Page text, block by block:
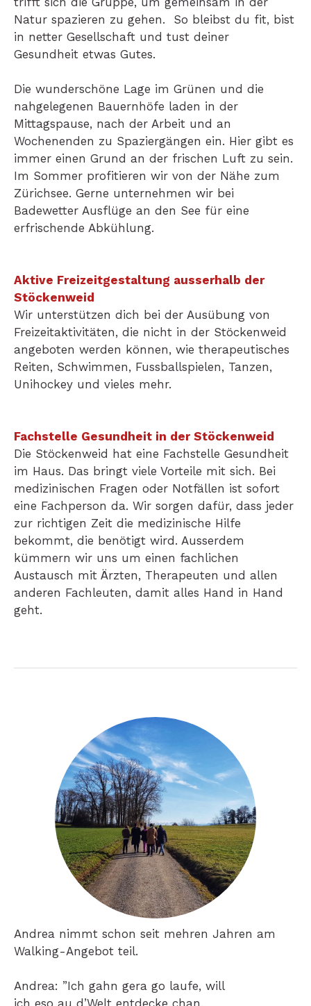
Natur spazieren zu gehen. So bleibst du fit, bist
in netter Gesellschaft und tust deiner
Gesundheit etwas Gutes.
Die wunderschöne Lage im Grünen und die
nahgelegenen Bauernhöfe laden in der
Mittagspause, nach der Arbeit und an
Wochenenden zu Spaziergängen ein. Hier gibt es
immer einen Grund an der frischen Luft zu sein.
Im Sommer profitieren wir von der Nähe zum
Zürichsee. Gerne unternehmen wir bei
Badewetter Ausflüge an den See für eine
erfrischende Abkühlung.
Aktive Freizeitgestaltung ausserhalb der
Stöckenweid
Wir unterstützen dich bei der Ausübung von
Freizeitaktivitäten, die nicht in der Stöckenweid
angeboten werden können, wie therapeutisches
Reiten, Schwimmen, Fussballspielen, Tanzen,
Unihockey und vieles mehr.
Fachstelle Gesundheit in der Stöckenweid
Die Stöckenweid hat eine Fachstelle Gesundheit
im Haus. Das bringt viele Vorteile mit sich. Bei
medizinischen Fragen oder Notfällen ist sofort
eine Fachperson da. Wir sorgen dafür, dass jeder
zur richtigen Zeit die medizinische Hilfe
bekommt, die benötigt wird. Ausserdem
kümmern wir uns um einen fachlichen
Austausch mit Ärzten, Therapeuten und allen
anderen Fachleuten, damit alles Hand in Hand
geht.
Andrea nimmt schon seit mehren Jahren am
Walking-Angebot teil.
Andrea: ”Ich gahn gera go laufe, will
ich eso au d’Welt entdecke chan.